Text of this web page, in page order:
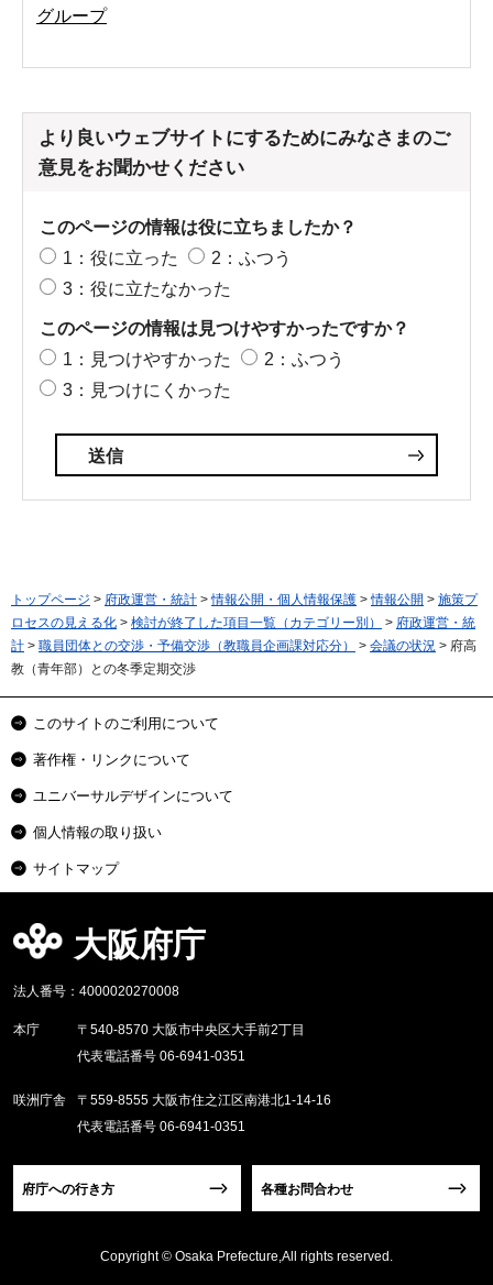
グループ
より良いウェブサイトにするためにみなさまのご
意見をお聞かせください
このページの情報は役に立ちましたか？
1：役に立った
2：ふつう
3：役に立たなかった
このページの情報は見つけやすかったですか？
1：見つけやすかった
2：ふつう
3：見つけにくかった
トップページ > 府政運営・統計 >情報公開・個人情報保護 >情報公開 > 施策プ
ロセスの見える化 > 検討が終了した項目一覧（カテゴリー別） > 府政運営・統
計 > 職員団体との交渉・予備交渉（教職員企画課対応分） > 会議の状況 > 府高
教（青年部）との冬季定期交渉
このサイトのご利用について
著作権・リンクについて
ユニバーサルデザインについて
個人情報の取り扱い
サイトマップ
大阪府庁
法人番号：4000020270008
本庁
〒540-8570 大阪市中央区大手前2丁目
代表電話番号 06-6941-0351
咲洲庁舎
〒559-8555 大阪市住之江区南港北1-14-16
代表電話番号 06-6941-0351
府庁への行き方 各種お問合わせ
Copyright © Osaka Prefecture,All rights reserved.